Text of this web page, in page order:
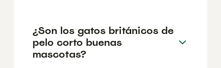
¿Son los gatos británicos de
pelo corto buenas
mascotas?